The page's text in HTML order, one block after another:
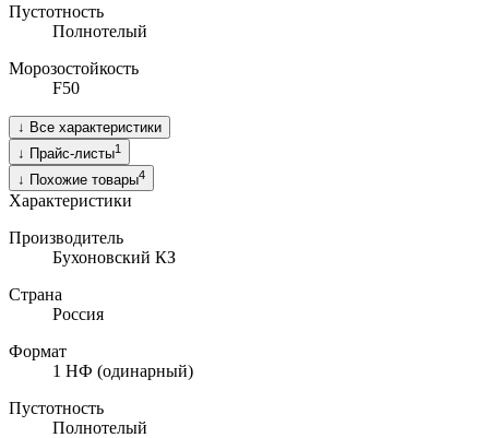
Пустотность
Полнотелый
Морозостойкость
F50
↓ Все характеристики
↓ Прайс-листы1
↓ Похожие товары4
Характеристики
Производитель
Бухоновский КЗ
Страна
Россия
Формат
1 НФ (одинарный)
Пустотность
Полнотелый